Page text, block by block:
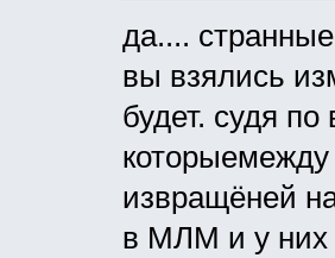
да....
вы взялись
будет. судя
извращёней
в МЛМ и у них